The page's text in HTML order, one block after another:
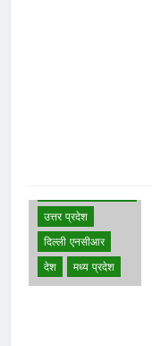
उत्तर प्रदेश
दिल्ली एनसीआर
देश
मध्य प्रदेश